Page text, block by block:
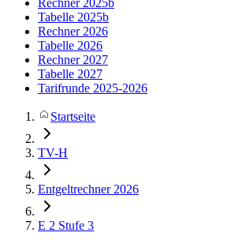
Rechner 2025b
Tabelle 2025b
Rechner 2026
Tabelle 2026
Rechner 2027
Tabelle 2027
Tarifrunde 2025-2026
Startseite
TV-H
Entgeltrechner 2026
E 2 Stufe 3